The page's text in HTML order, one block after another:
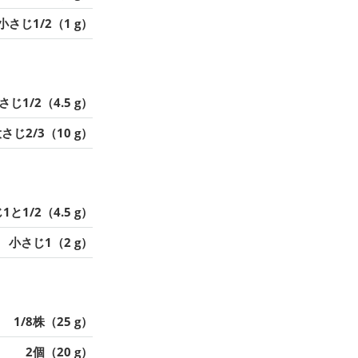
さじ1/2（1 g）
じ1/2（4.5 g）
じ2/3（10 g）
と1/2（4.5 g）
小さじ1（2 g）
1/8株（25 g）
2個（20 g）